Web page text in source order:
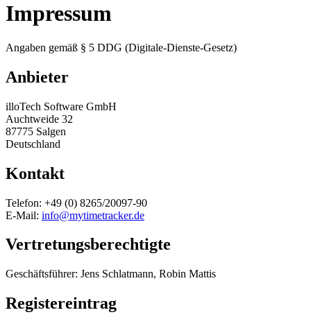
Impressum
Angaben gemäß § 5 DDG (Digitale-Dienste-Gesetz)
Anbieter
illoTech Software GmbH
Auchtweide 32
87775 Salgen
Deutschland
Kontakt
Telefon: +49 (0) 8265/20097-90
E-Mail: info@mytimetracker.de
Vertretungsberechtigte
Geschäftsführer: Jens Schlatmann, Robin Mattis
Registereintrag